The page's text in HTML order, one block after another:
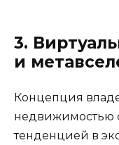
3.
и
Концепция
недвижимостью
тенденцией в